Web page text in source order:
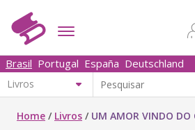
Brasil Portugal España Deutschland
Home / Livros / UM AMOR VINDO DO